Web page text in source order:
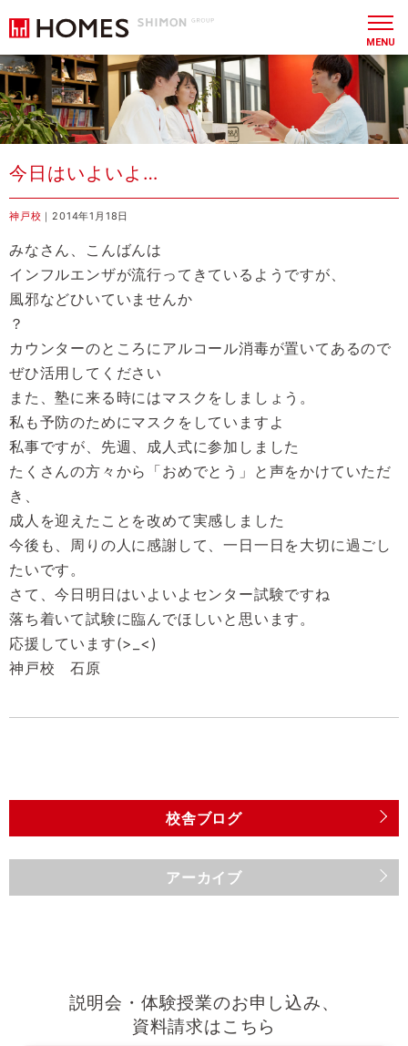
MENU
今日はいよいよ…
神戸校 ｜2014年1月18日
みなさん、こんばんは
インフルエンザが流行ってきているようですが、
風邪などひいていませんか
？
カウンターのところにアルコール消毒が置いてあるので
ぜひ活用してください
また、塾に来る時にはマスクをしましょう。
私も予防のためにマスクをしていますよ
私事ですが、先週、成人式に参加しました
たくさんの方々から「おめでとう」と声をかけていただ
き、
成人を迎えたことを改めて実感しました
今後も、周りの人に感謝して、一日一日を大切に過ごし
たいです。
さて、今日明日はいよいよセンター試験ですね
落ち着いて試験に臨んでほしいと思います。
応援しています(>_<)
神戸校 石原
校舎ブログ
アーカイブ
説明会・体験授業のお申し込み、
資料請求はこちら